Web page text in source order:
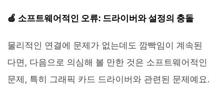
🍏 소프트웨어적인 오류: 드라이버와 설정의 충돌
물리적인 연결에 문제가 없는데도 깜빡임이 계속된
다면, 다음으로 의심해 볼 만한 것은 소프트웨어적인
문제, 특히 그래픽 카드 드라이버와 관련된 문제예요.